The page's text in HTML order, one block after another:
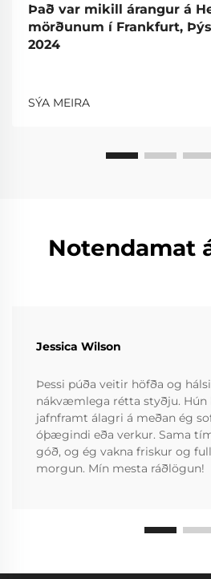
Það var mikill árangur á
mörðunum í Frankfurt,
2024
SÝA MEIRA
Notendamat
Jessica Wilson
Þessi púða veitir höfða og
nákvæmlega rétta styðju.
jafnframt álagri á meðan ég
óþægindi eða verkur. Sama
góð, og ég vakna friskur og
morgun. Mín mesta ráðlögun!